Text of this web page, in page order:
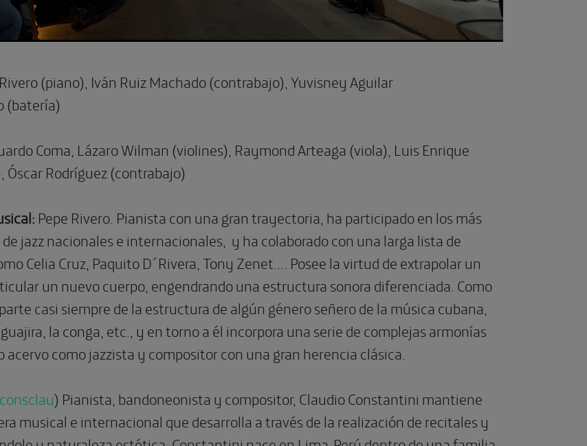
(piano), Iván Ruiz Machado (contrabajo), Yuvisney Aguilar
(batería)
Coma, Lázaro Wilman (violines), Raymond Arteaga (viola), Luis Enrique
Óscar Rodríguez (contrabajo)
Pepe Rivero. Pianista con una gran trayectoria, ha participado en los más
jazz nacionales e internacionales, y ha colaborado con una larga lista de
Celia Cruz, Paquito D´Rivera, Tony Zenet…. Posee la virtud de extrapolar un
un nuevo cuerpo, engendrando una estructura sonora diferenciada. Como
casi siempre de la estructura de algún género señero de la música cubana,
la conga, etc., y en torno a él incorpora una serie de complejas armonías
acervo como jazzista y compositor con una gran herencia clásica.
) Pianista, bandoneonista y compositor, Claudio Constantini mantiene
musical e internacional que desarrolla a través de la realización de recitales y